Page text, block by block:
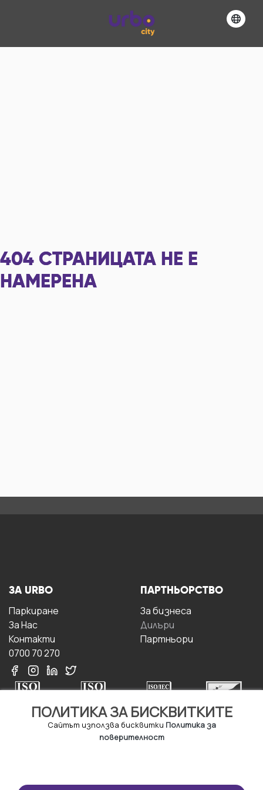
404 СТРАНИЦАТА НЕ Е
НАМЕРЕНА
ПОЛИТИКА ЗА БИСКВИТКИТЕ
Сайтът използва бисквитки Политика за
поверителност
ЗА URBO
Паркиране
За Hас
Контакти
0700 70 270
ПАРТНЬОРСТВО
За бизнесa
Дилъри
Партньори
Правила и условия за